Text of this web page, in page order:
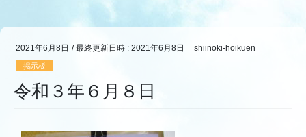
2021年6月8日 / 最終更新日時 : 2021年6月8日 shiinoki-hoikuen
掲示板
令和３年６月８日